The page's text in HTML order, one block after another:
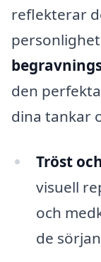
reflekterar
den
dina tankar
Tröst
visuell
och
de